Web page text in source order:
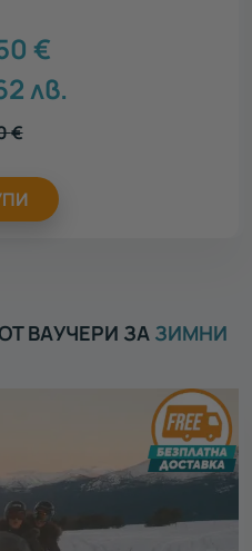
€
лв.
€
ВАУЧЕРИ ЗА ЗИМНИ